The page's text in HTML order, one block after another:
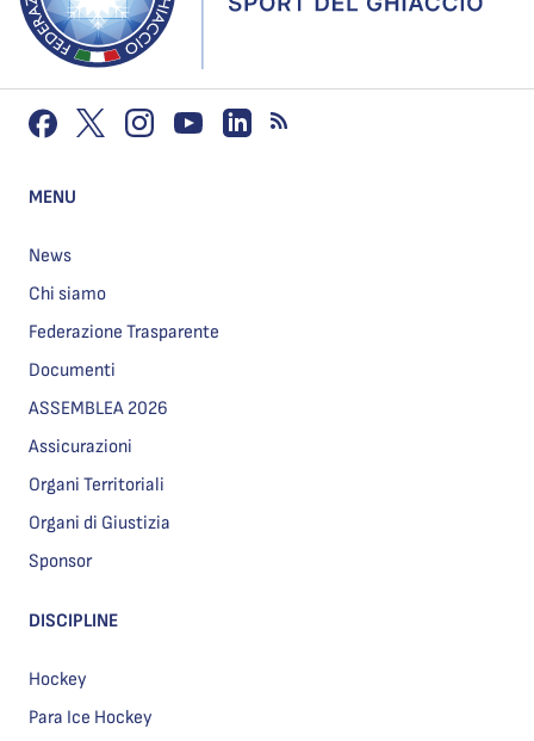
MENU
News
Chi siamo
Federazione Trasparente
Documenti
ASSEMBLEA 2026
Assicurazioni
Organi Territoriali
Organi di Giustizia
Sponsor
DISCIPLINE
Hockey
Para Ice Hockey